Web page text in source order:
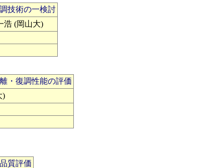
技術の一検討
浩 (岡山大)
・復調性能の評価
)
質評価